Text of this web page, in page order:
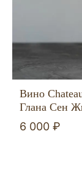
Вино
Глана Сен
6 000 ₽